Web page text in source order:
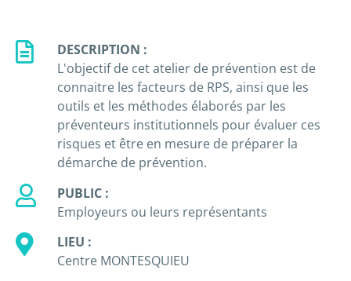
DESCRIPTION :
L'objectif de cet atelier de prévention est de
connaitre les facteurs de RPS, ainsi que les
outils et les méthodes élaborés par les
préventeurs institutionnels pour évaluer ces
risques et être en mesure de préparer la
démarche de prévention.
PUBLIC :
Employeurs ou leurs représentants
LIEU :
Centre MONTESQUIEU